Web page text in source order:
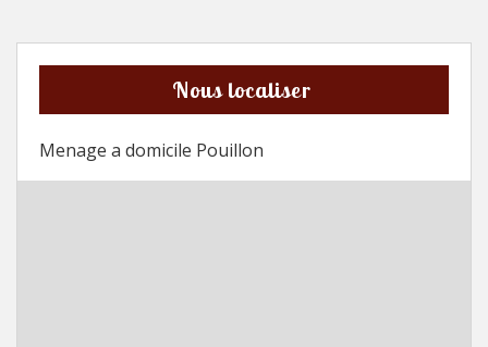
Nous localiser
Menage a domicile Pouillon